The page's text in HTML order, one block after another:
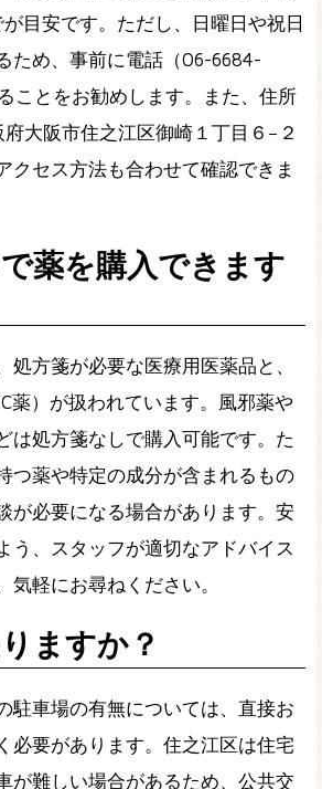
目安です。ただし、日曜日や祝日
ため、事前に電話（06-6684-
ことをお勧めします。また、住所
大阪市住之江区御崎１丁目６−２
クセス方法も合わせて確認できま
薬を購入できます
処方箋が必要な医療用医薬品と、
薬）が扱われています。風邪薬や
は処方箋なしで購入可能です。た
つ薬や特定の成分が含まれるもの
が必要になる場合があります。安
う、スタッフが適切なアドバイス
気軽にお尋ねください。
ますか？
駐車場の有無については、直接お
必要があります。住之江区は住宅
が難しい場合があるため、公共交